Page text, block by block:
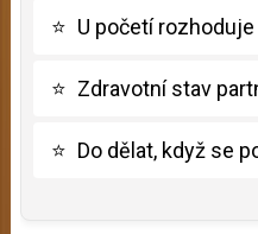
⭐ U početí
⭐ Zdravotní stav
⭐ Do dělat, když se